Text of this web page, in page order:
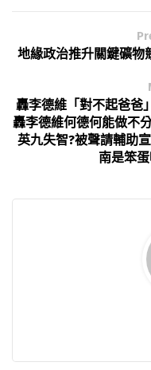
地緣政治推升關鍵礦物
轟李德維「對不起爸爸
轟李德維何德何能做不
英九失智?被聲請輔助
南是笨